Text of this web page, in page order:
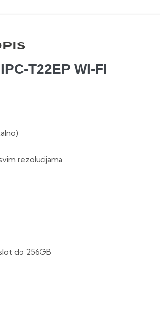
T22EP WI-FI
rezolucijama
do 256GB